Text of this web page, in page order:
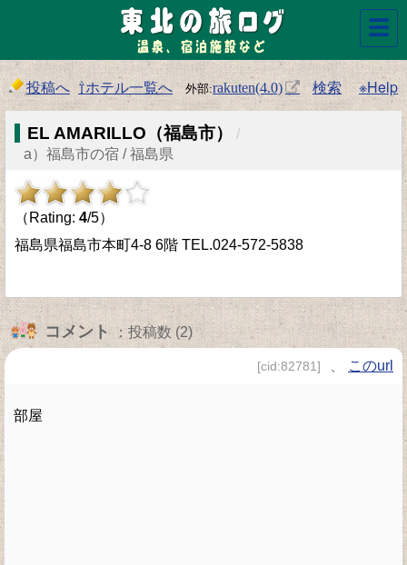
投稿へ ⇧ホテル一覧へ rakuten(4.0) 検索 ※Help
EL AMARILLO（福島市）
/
a）福島市の宿 / 福島県
（Rating: 4/5）
福島県福島市本町4-8 6階 TEL.024-572-5838
コメント：投稿数 (2)
[cid:82781] このurl
部屋
☰